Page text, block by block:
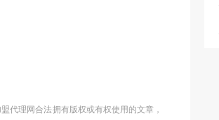
代理网合法拥有版权或有权使用的文章，